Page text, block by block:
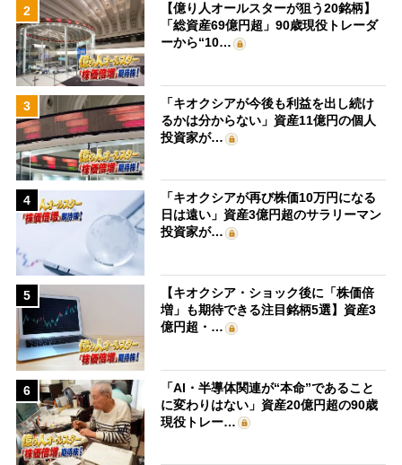
2
【億り人オールスターが狙う20銘柄】
「総資産69億円超」90歳現役トレーダ
ーから“10…
3
「キオクシアが今後も利益を出し続け
るかは分からない」資産11億円の個人
投資家が…
4
「キオクシアが再び株価10万円になる
日は遠い」資産3億円超のサラリーマン
投資家が…
5
【キオクシア・ショック後に「株価倍
増」も期待できる注目銘柄5選】資産3
億円超・…
6
「AI・半導体関連が“本命”であること
に変わりはない」資産20億円超の90歳
現役トレー…